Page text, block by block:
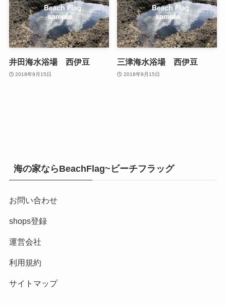
井田海水浴場 西伊豆
2018年9月15日
三津海水浴場 西伊豆
2018年9月15日
海の家ならBeachFlag~ビーチフラッグ
お問い合わせ
shops登録
運営会社
利用規約
サイトマップ